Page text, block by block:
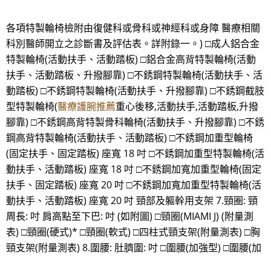
各項特製輪椅檢附由復健科或骨科或神經科或身障 醫療相關
科別醫師開立之診斷書及評估表。詳附錄一。) □成人鋁合金
特製輪椅(活動扶手、活動踏板) □鋁合金高背特製輪椅(活動
扶手、活動踏板、升撥腳靠) □不銹鋼特製輪椅(活動扶手、活
動踏板) □不銹鋼特製輪椅(活動扶手、升撥腳靠) □不銹鋼截肢
型特製輪椅(醫療護腕推薦重心後移,活動扶手,活動踏板,升撥
腳靠) □不銹鋼高背特製骨科輪椅(活動扶手、升撥腳靠) □不銹
鋼高背特製輪椅(活動扶手、活動踏板) □不銹鋼加重型輪椅
(固定扶手、固定踏板) 座寬 18 吋 □不銹鋼加重型特製輪椅(活
動扶手、活動踏板) 座寬 18 吋 □不銹鋼加寬加重型輪椅(固定
扶手、固定踏板) 座寬 20 吋 □不銹鋼加寬加重型特製輪椅(活
動扶手、活動踏板) 座寬 20 吋 頸部及軀幹用支架 7.頸圈: 頸
周長: 吋 肩高點至下巴: 吋 (如附圖) □頸圈(MIAMI J) (附量測
表) □頸圈(硬式)* □頸圈(軟式) □四柱式頸支架(附量測表) □胸
頸支架(附量測表) 8.圍腰: 肚臍圍: 吋 □圍腰(加強型) □圍腰(加